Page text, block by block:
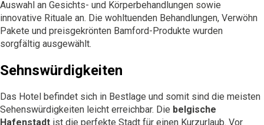
Auswahl an Gesichts- und Körperbehandlungen sowie
innovative Rituale an. Die wohltuenden Behandlungen, Verwöhn
Pakete und preisgekrönten Bamford-Produkte wurden
sorgfältig ausgewählt.
Sehnswürdigkeiten
Das Hotel befindet sich in Bestlage und somit sind die meisten
Sehenswürdigkeiten leicht erreichbar. Die belgische
Hafenstadt ist die perfekte Stadt für einen Kurzurlaub. Vor